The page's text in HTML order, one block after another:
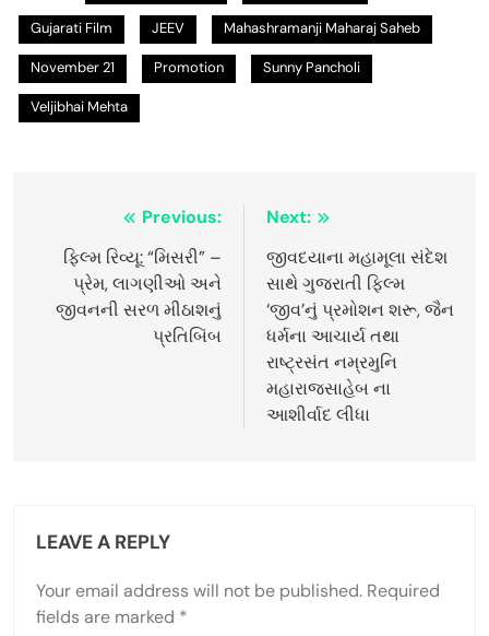
Gujarati Film JEEV Mahashramanji Maharaj Saheb
November 21 Promotion Sunny Pancholi
Veljibhai Mehta
navigation
Previous:
ફિલ્મ રિવ્યૂ: “મિસરી” –
પ્રેમ, લાગણીઓ અને
જીવનની સરળ મીઠાશનું
પ્રતિબિંબ
Next:
જીવદયાના મહામૂલા સંદેશ
સાથે ગુજરાતી ફિલ્મ
‘જીવ’નું પ્રમોશન શરૂ, જૈન
ધર્મના આચાર્ય તથા
રાષ્ટ્રસંત નમ્રમુનિ
મહારાજસાહેબ ના
આશીર્વાદ લીધા
LEAVE A REPLY
Your email address will not be published. Required
fields are marked *